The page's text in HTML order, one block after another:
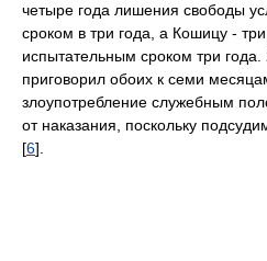
четыре года лишения свободы
сроком в три года, а Кошицу -
испытательным сроком три
приговорил обоих к семи
злоупотребление служебным
от наказания, поскольку
[6].